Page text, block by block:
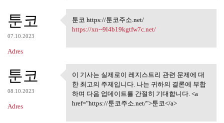
툰코
07.10.2023
Adres
툰코 https://툰코주소.net/
툰코 https://툰코주소.net/
https://xn--9l4b19kgtfw7c.net/
툰코
08.10.2023
Adres
이 기사는 실제로이 레지스트리
관련 문제에 대한
이 기사는 실제로이 레지스트리 관련 문제에 대
한 최고의 주제입니다. 나는 귀하의 결론에 부합
하며 다음 업데이트를 간절히 기대합니다. <a
href="https://툰코주소.net/">툰코</a>